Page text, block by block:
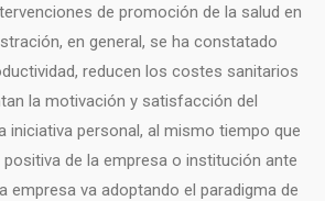
de promoción de la salud en
en general, se ha constatado
reducen los costes sanitarios
la motivación y satisfacción del
iniciativa personal, al mismo tiempo que
positiva de la empresa o institución ante
empresa va adoptando el paradigma de